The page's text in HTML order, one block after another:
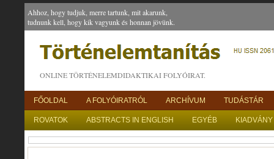
Ahhoz, hogy tudjuk, merre tartunk, mit akarunk,
tudnunk kell, hogy kik vagyunk és honnan jövünk.
ONLINE TÖRTÉNELEMDIDAKTIKAI FOLYÓIRAT.
FŐOLDAL A FOLYÓIRATRÓL ARCHÍVUM TUDÁSTÁR
ROVATOK ABSTRACTS IN ENGLISH EGYÉB